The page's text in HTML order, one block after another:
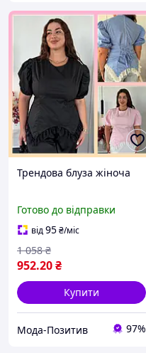
Трендова блуза жіноча
Готово до відправки
від95₴/міс
952.20₴
1 058 ₴
Купити
Мода-Позитив 97%